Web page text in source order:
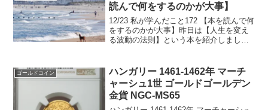
読んで何をするのかが大事】
12/23 私が学んだこと172 【本を読んで何
をするのかが大事】昨日は【人生を変え
る波動の法則】という本を紹介しまし
真剣に行きたいと願うだけです。わたし
は、この本を読...
ゴールドコイン
ハンガリー 1461-1462年 マーチ
ャーシュ1世 ゴールドゴールデン
金貨 NGC-MS65